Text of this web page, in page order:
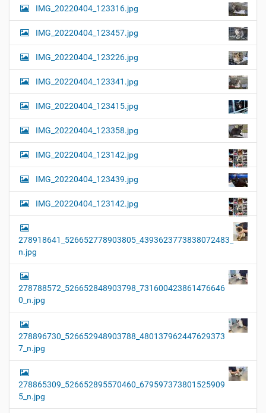
e
…
o
n
IMG_20220404_123316.jpg
IMG_20220404_123457.jpg
IMG_20220404_123226.jpg
IMG_20220404_123341.jpg
IMG_20220404_123415.jpg
IMG_20220404_123358.jpg
IMG_20220404_123142.jpg
IMG_20220404_123439.jpg
IMG_20220404_123142.jpg
278918641_526652778903805_4393623773838072483_
n.jpg
278788572_526652848903798_731600423861476646
0_n.jpg
278896730_526652948903788_480137962447629373
7_n.jpg
278865309_526652895570460_679597373801525909
5_n.jpg